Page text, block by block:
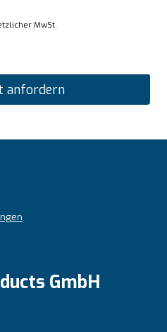
MwSt.
anfordern
GmbH